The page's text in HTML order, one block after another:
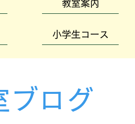
教室案内
小学生コース
ブログ